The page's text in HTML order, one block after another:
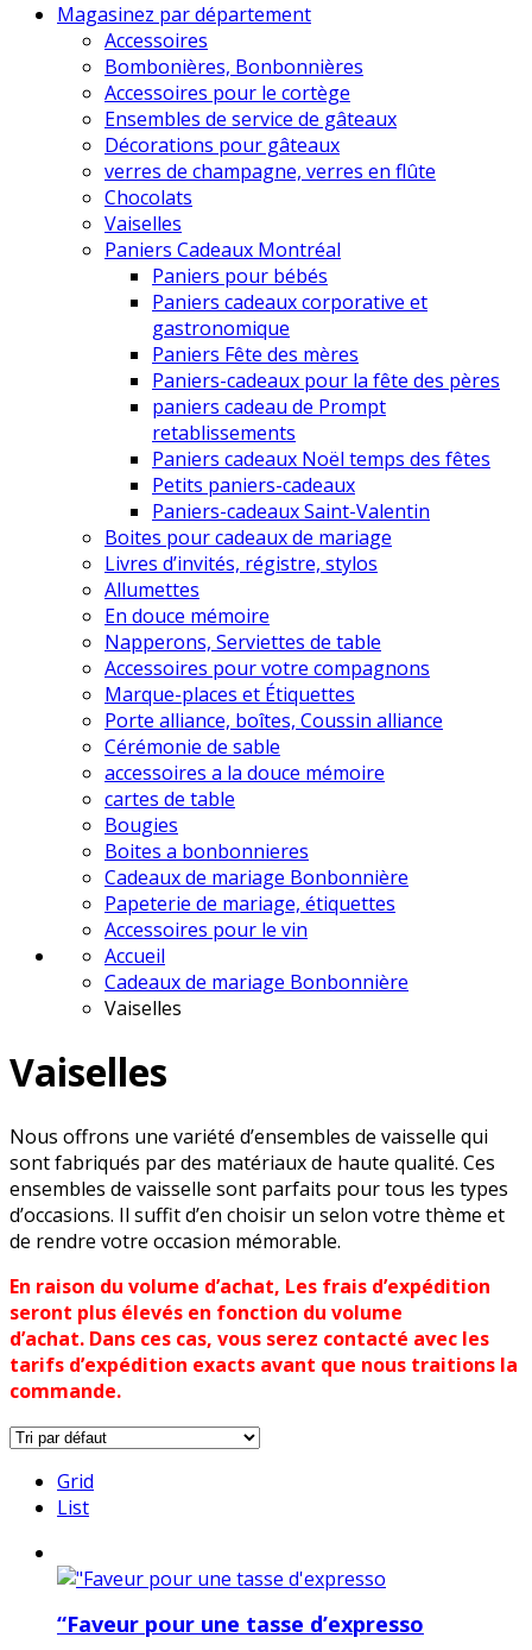
Magasinez par département
Accessoires
Bombonières, Bonbonnières
Accessoires pour le cortège
Ensembles de service de gâteaux
Décorations pour gâteaux
verres de champagne, verres en flûte
Chocolats
Vaiselles
Paniers Cadeaux Montréal
Paniers pour bébés
Paniers cadeaux corporative et
gastronomique
Paniers Fête des mères
Paniers-cadeaux pour la fête des pères
paniers cadeau de Prompt
retablissements
Paniers cadeaux Noël temps des fêtes
Petits paniers-cadeaux
Paniers-cadeaux Saint-Valentin
Boites pour cadeaux de mariage
Livres d’invités, régistre, stylos
Allumettes
En douce mémoire
Napperons, Serviettes de table
Accessoires pour votre compagnons
Marque-places et Étiquettes
Porte alliance, boîtes, Coussin alliance
Cérémonie de sable
accessoires a la douce mémoire
cartes de table
Bougies
Boites a bonbonnieres
Cadeaux de mariage Bonbonnière
Papeterie de mariage, étiquettes
Accessoires pour le vin
Accueil
Cadeaux de mariage Bonbonnière
Vaiselles
Vaiselles
Nous offrons une variété d’ensembles de vaisselle qui
sont fabriqués par des matériaux de haute qualité. Ces
ensembles de vaisselle sont parfaits pour tous les types
d’occasions. Il suffit d’en choisir un selon votre thème et
de rendre votre occasion mémorable.
En raison du volume d’achat, Les frais d’expédition
seront plus élevés en fonction du volume
d’achat. Dans ces cas, vous serez contacté avec les
tarifs d’expédition exacts avant que nous traitions la
commande.
Grid
List
“Faveur pour une tasse d’expresso